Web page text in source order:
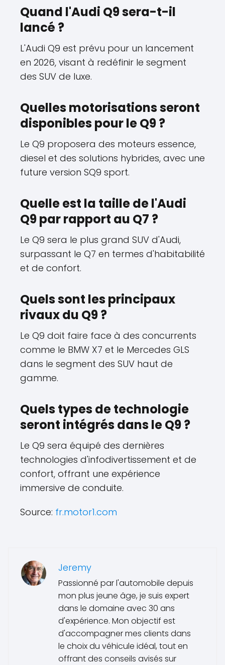
Quand l'Audi Q9 sera-t-il
lancé ?
L'Audi Q9 est prévu pour un lancement
en 2026, visant à redéfinir le segment
des SUV de luxe.
Quelles motorisations seront
disponibles pour le Q9 ?
Le Q9 proposera des moteurs essence,
diesel et des solutions hybrides, avec une
future version SQ9 sport.
Quelle est la taille de l'Audi
Q9 par rapport au Q7 ?
Le Q9 sera le plus grand SUV d'Audi,
surpassant le Q7 en termes d'habitabilité
et de confort.
Quels sont les principaux
rivaux du Q9 ?
Le Q9 doit faire face à des concurrents
comme le BMW X7 et le Mercedes GLS
dans le segment des SUV haut de
gamme.
Quels types de technologie
seront intégrés dans le Q9 ?
Le Q9 sera équipé des dernières
technologies d'infodivertissement et de
confort, offrant une expérience
immersive de conduite.
Source: fr.motor1.com
Jeremy
Passionné par l'automobile depuis
mon plus jeune âge, je suis expert
dans le domaine avec 30 ans
d'expérience. Mon objectif est
d'accompagner mes clients dans
le choix du véhicule idéal, tout en
offrant des conseils avisés sur